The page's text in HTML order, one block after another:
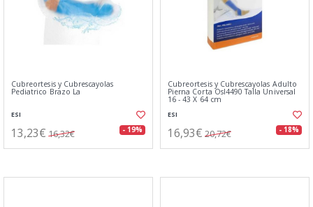
Cubreortesis y Cubrescayolas
Pediatrico Brazo La
ESI
13,23€ 16,32€ - 19%
Cubreortesis y Cubrescayolas Adulto
Pierna Corta Osl4490 Talla Universal
16 - 43 X 64 cm
ESI
16,93€ 20,72€ - 18%